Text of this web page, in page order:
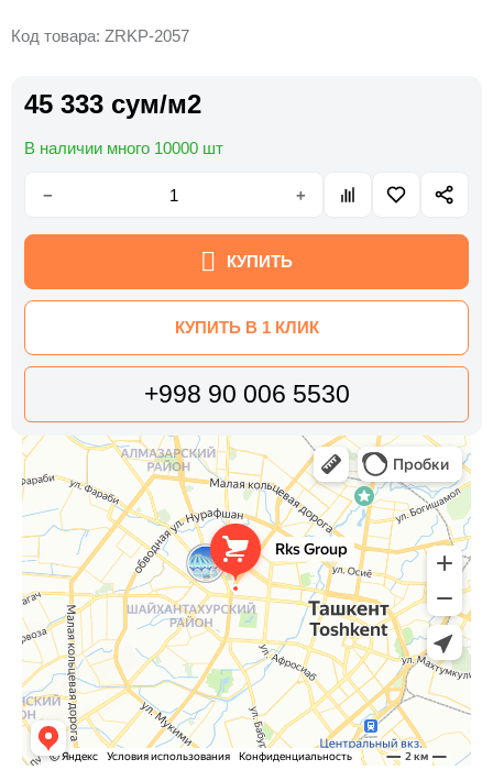
Код товара: ZRKP-2057
45 333 сум/м2
В наличии много 10000 шт
− +
КУПИТЬ
КУПИТЬ В 1 КЛИК
+998 90 006 5530